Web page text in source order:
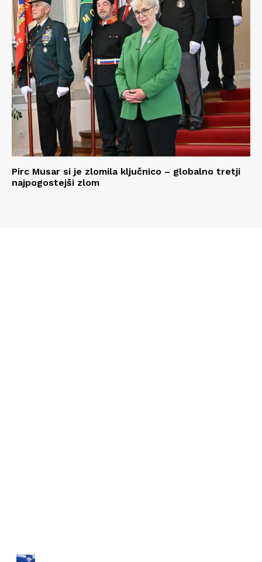
Pirc Musar si je zlomila ključnico – globalno tretji
najpogostejši zlom